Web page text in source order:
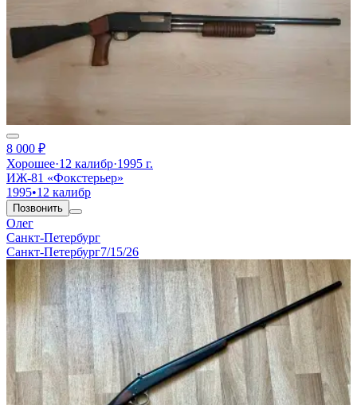
8 000 ₽
Хорошее·12 калибр·1995 г.
ИЖ-81 «Фокстерьер»
1995•12 калибр
Позвонить
Олег
Санкт-Петербург
Санкт-Петербург7/15/26